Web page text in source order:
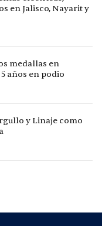
en Jalisco, Nayarit y
medallas en
años en podio
y Linaje como